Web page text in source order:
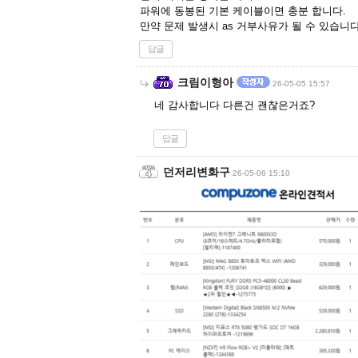
파워에 동봉된 기본 케이블이면 충분 합니다.
만약 문제 발생시 as 거부사유가 될 수 있습니
답글
크림이형아 26-05-05 15:57
네 감사합니다 다른건 괜찮은거죠?
답글
던저리변화구 26-05-06 15:10